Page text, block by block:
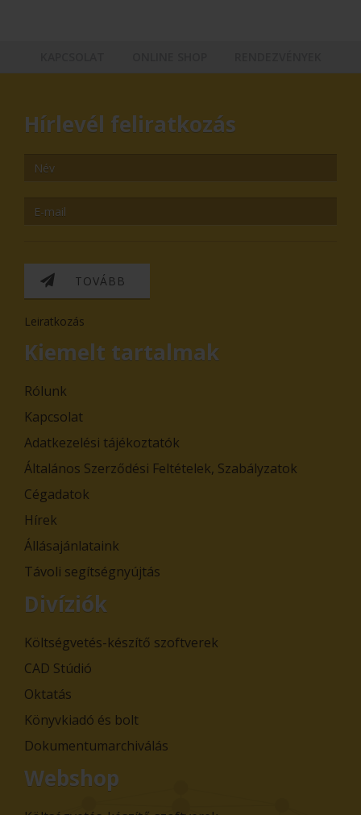
Hírlevél feliratkozás
TOVÁBB
Leiratkozás
Kiemelt tartalmak
Rólunk
Kapcsolat
Adatkezelési tájékoztatók
Általános Szerződési Feltételek, Szabályzatok
Cégadatok
Hírek
Állásajánlataink
Távoli segítségnyújtás
Divíziók
Költségvetés-készítő szoftverek
CAD Stúdió
Oktatás
Könyvkiadó és bolt
Dokumentumarchiválás
Webshop